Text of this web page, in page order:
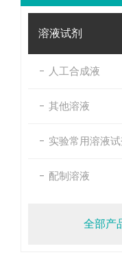
溶液试剂
人工合成液
其他溶液
实验常用溶液试
配制溶液
全部产